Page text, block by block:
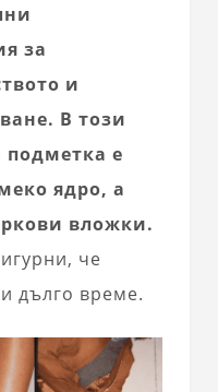
за
и
В този
подметка е
ядро, а
вложки.
че
дълго време.